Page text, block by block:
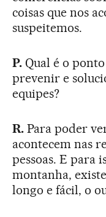
coisas que nos
suspeitemos.
P.Qual é o
prevenir e
equipes?
R.Para poder
acontecem nas
pessoas. E para
montanha,
longo e fácil, o